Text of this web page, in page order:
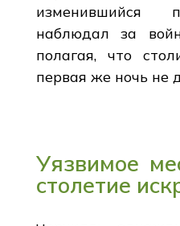
изменившийся
наблюдал за
полагая, что
первая же ночь не
Уязвимое
столетие